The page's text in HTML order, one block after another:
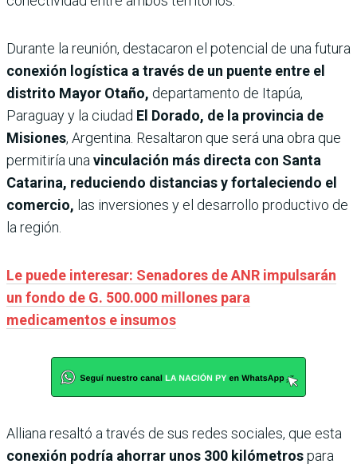
Durante la reunión, destacaron el potencial de una futura
conexión logística a través de un puente entre el
distrito Mayor Otaño, departamento de Itapúa,
Paraguay y la ciudad El Dorado, de la provincia de
Misiones, Argentina. Resaltaron que será una obra que
permitiría una vinculación más directa con Santa
Catarina, reduciendo distancias y fortaleciendo el
comercio, las inversiones y el desarrollo productivo de
la región.
Le puede interesar: Senadores de ANR impulsarán
un fondo de G. 500.000 millones para
medicamentos e insumos
Alliana resaltó a través de sus redes sociales, que esta
conexión podría ahorrar unos 300 kilómetrospara